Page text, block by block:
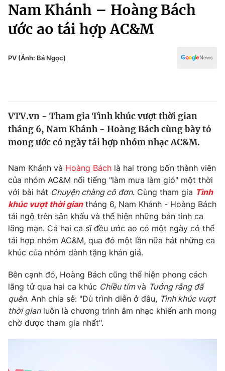
Chính trị
Xã hội
Pháp luật
Thế giới
Tin tức
Câu chuyện quốc tế
Kinh tế
Tài chính
Thị trường
Góc doanh nghiệp
Dữ liệu và đời sống
Truyền hình
Phim VTV
Hậu trường
Khán giả
Giải sao mai
Giải trí
Điện ảnh
Âm nhạc
Sao
Du lịch
Làm đẹp
Chất lượng cuộc sống
Giáo dục
Tuyển sinh
Công nghệ
Truyền hình
Văn hóa - Giải trí
Công nghệ
Nam Khánh – Hoàng Bách
ước ao tái hợp AC&M
PV (Ảnh: Bá Ngọc)
VTV.vn - Tham gia Tình khúc vượt thời gian
tháng 6, Nam Khánh - Hoàng Bách cùng bày tỏ
mong ước có ngày tái hợp nhóm nhạc AC&M.
Nam Khánh và Hoàng Bách là hai trong bốn thành viên
của nhóm AC&M nổi tiếng "làm mưa làm gió" một thời
với bài hát Chuyện chàng cô đơn. Cùng tham gia Tình
khúc vượt thời giantháng 6, Nam Khánh - Hoàng Bách
tái ngộ trên sân khấu và thể hiện những bản tình ca
lãng mạn. Cả hai ca sĩ đều ước ao có một ngày có thể
tái hợp nhóm AC&M, qua đó một lần nữa hát những ca
khúc của nhóm dành tặng khán giả.
Bên cạnh đó, Hoàng Bách cũng thể hiện phong cách
lãng tử qua hai ca khúc Chiều tímvà Tưởng rằng đã
quên. Anh chia sẻ: "Dù trình diễn ở đâu, Tình khúc vượt
thời gianluôn là chương trình âm nhạc khiến anh mong
chờ được tham gia nhất".